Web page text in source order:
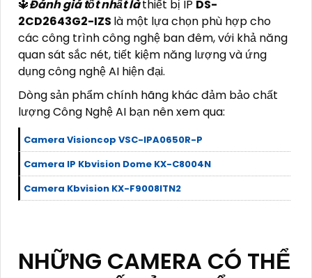
🔱Đánh giá tốt nhất làthiết bị IP DS-
2CD2643G2-IZS là một lựa chọn phù hợp cho
các công trình công nghệ ban đêm, với khả năng
quan sát sắc nét, tiết kiệm năng lượng và ứng
dụng công nghệ AI hiện đại.
Dòng sản phẩm chính hãng khác đảm bảo chất
lượng Công Nghệ AI bạn nên xem qua:
Camera Visioncop VSC-IPA0650R-P
Camera IP Kbvision Dome KX-C8004N
Camera Kbvision KX-F9008ITN2
NHỮNG CAMERA CÓ THỂ